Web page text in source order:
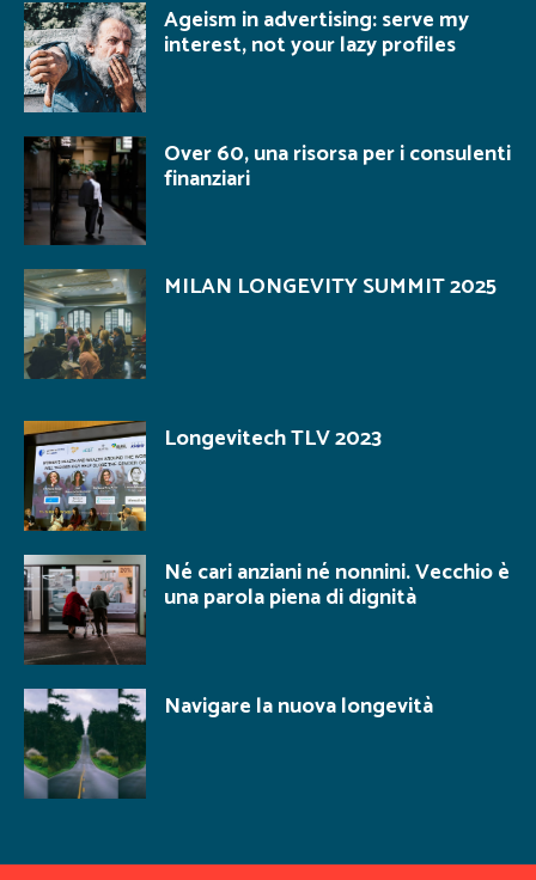
Ageism in advertising: serve my
interest, not your lazy profiles
Over 60, una risorsa per i consulenti
finanziari
MILAN LONGEVITY SUMMIT 2025
Longevitech TLV 2023
Né cari anziani né nonnini. Vecchio è
una parola piena di dignità
Navigare la nuova longevità